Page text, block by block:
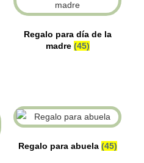
Regalo para día de la
madre (45)
Regalo para abuela (45)